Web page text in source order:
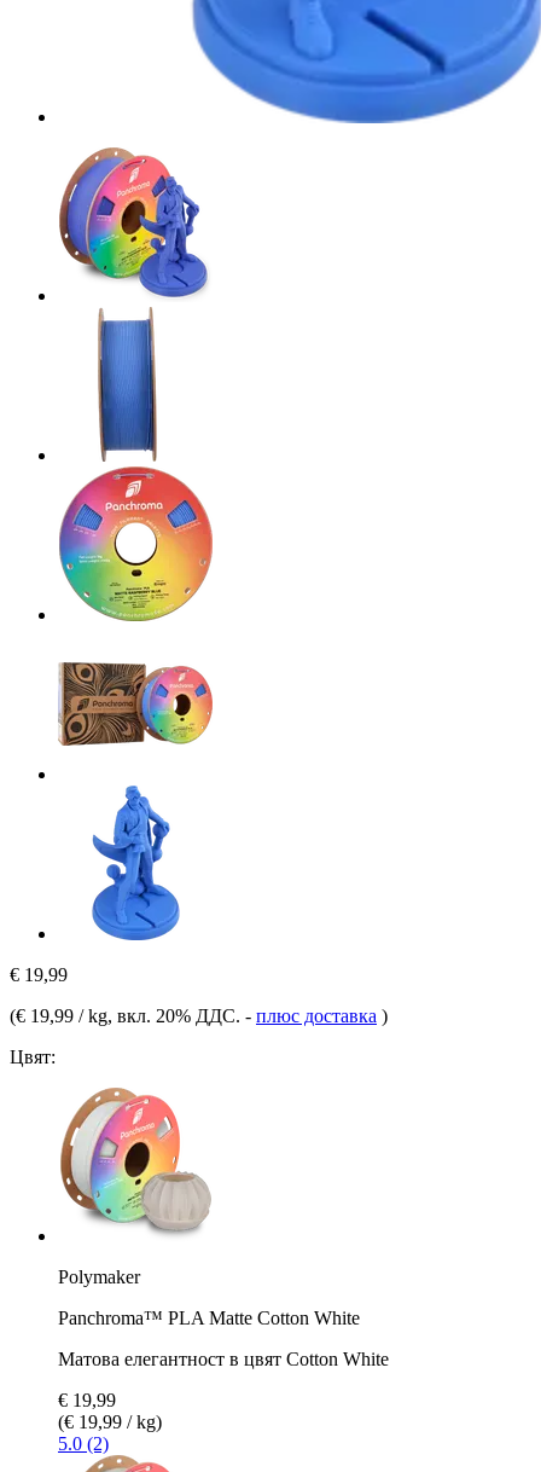
€ 19,99
(€ 19,99 / kg, вкл. 20% ДДС. - плюс доставка )
Цвят:
Polymaker
Panchroma™ PLA Matte Cotton White
Матова елегантност в цвят Cotton White
€ 19,99
(€ 19,99 / kg)
5.0 (2)